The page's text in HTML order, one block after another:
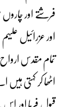
فرشتے اور
اور عزرائیل
تمام مقدس
اٹھا کر کہتی
قبول فرما اور